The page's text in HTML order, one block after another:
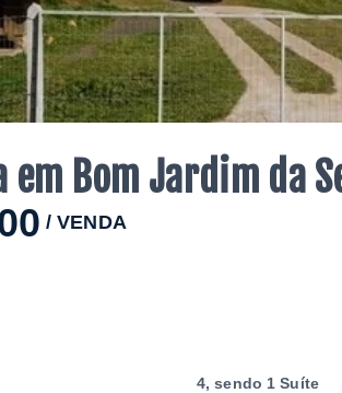
em Bom Jardim da
/ VENDA
4, sendo 1 Suíte